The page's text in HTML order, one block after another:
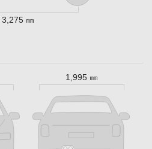
3,275 ㎜
1,995 ㎜